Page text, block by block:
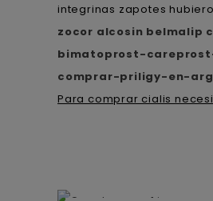
integrinas zapotes
zocor alcosin belmalip
bimatoprost-
comprar-priligy-en-
Para comprar cialis